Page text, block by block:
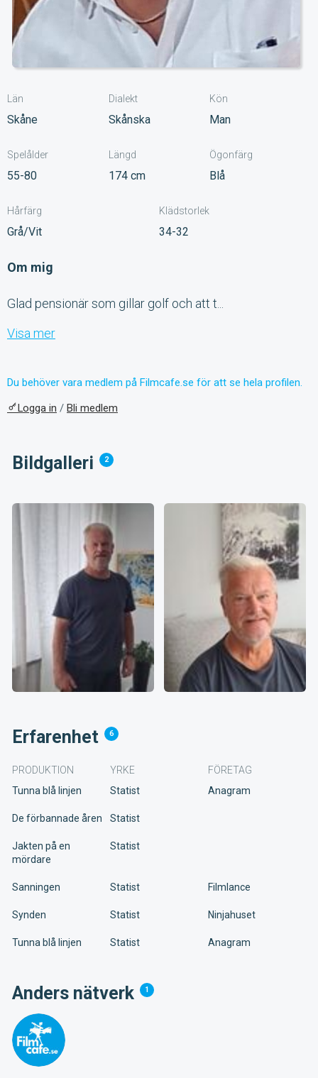
Län
Skåne
Dialekt
Skånska
Kön
Man
Spelålder
55-80
Längd
174 cm
Ögonfärg
Blå
Hårfärg
Grå/Vit
Klädstorlek
34-32
Om mig
Glad pensionär som gillar golf och att t...
Visa mer
Du behöver vara medlem på Filmcafe.se för att se hela profilen.
Logga in / Bli medlem
Erfarenhet 6
PRODUKTION YRKE
FÖRETAG
Tunna blå linjen
Statist Anagram
De förbannade åren Statist
Jakten på en
mördare
Statist
Sanningen Statist Filmlance
Synden Statist Ninjahuset
Tunna blå linjen Statist Anagram
Bildgalleri 2
Anders nätverk 1